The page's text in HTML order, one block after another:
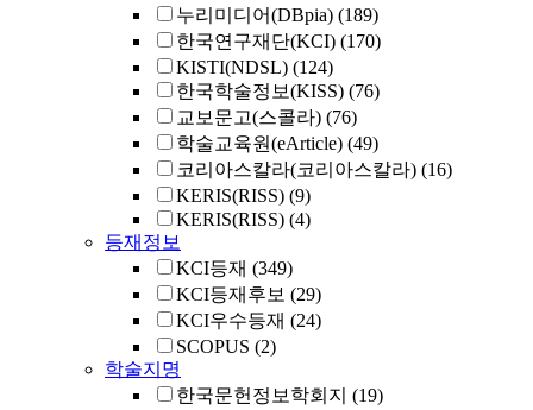
누리미디어(DBpia) (189)
한국연구재단(KCI) (170)
KISTI(NDSL) (124)
한국학술정보(KISS) (76)
교보문고(스콜라) (76)
학술교육원(eArticle) (49)
코리아스칼라(코리아스칼라) (16)
KERIS(RISS) (9)
KERIS(RISS) (4)
등재정보
KCI등재 (349)
KCI등재후보 (29)
KCI우수등재 (24)
SCOPUS (2)
학술지명
한국문헌정보학회지 (19)